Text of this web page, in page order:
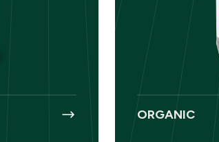
ORGANIC